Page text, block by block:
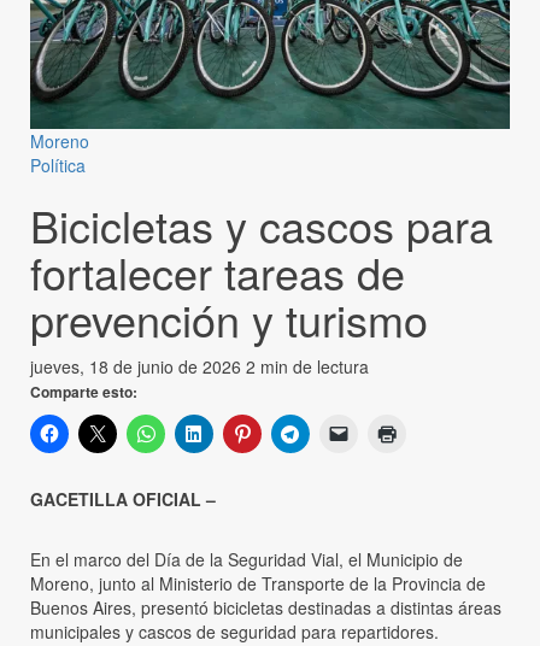
Moreno
Política
Bicicletas y cascos para
fortalecer tareas de
prevención y turismo
jueves, 18 de junio de 2026 2 min de lectura
Comparte esto:
GACETILLA OFICIAL –
En el marco del Día de la Seguridad Vial, el Municipio de
Moreno, junto al Ministerio de Transporte de la Provincia de
Buenos Aires, presentó bicicletas destinadas a distintas áreas
municipales y cascos de seguridad para repartidores.